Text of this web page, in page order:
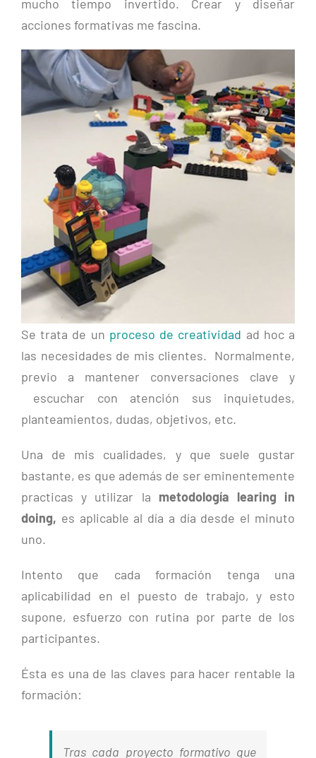
mucho tiempo invertido. Crear y diseñar
acciones formativas me fascina.
Se trata de un proceso de creatividad ad hoc a
las necesidades de mis clientes. Normalmente,
previo a mantener conversaciones clave y
escuchar con atención sus inquietudes,
planteamientos, dudas, objetivos, etc.
Una de mis cualidades, y que suele gustar
bastante, es que además de ser eminentemente
practicas y utilizar la metodología learing in
doing, es aplicable al día a día desde el minuto
uno.
Intento que cada formación tenga una
aplicabilidad en el puesto de trabajo, y esto
supone, esfuerzo con rutina por parte de los
participantes.
Ésta es una de las claves para hacer rentable la
formación:
Tras cada proyecto formativo que